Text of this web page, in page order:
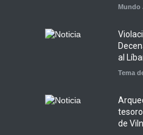
Mundo
al
Tema
de